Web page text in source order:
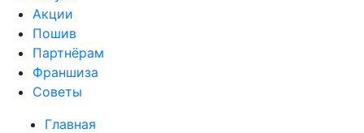
Акции
Пошив
Партнёрам
Франшиза
Советы
Главная